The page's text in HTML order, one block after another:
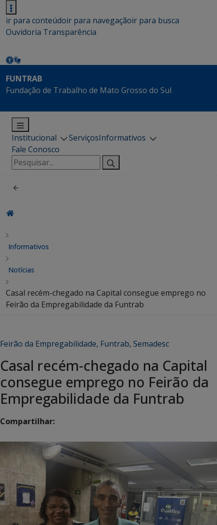
ir para conteúdoir para navegaçãoir para busca
Ouvidoria Transparência
FUNTRAB
Fundação de Trabalho de Mato Grosso do Sul
Institucional ServiçosInformativos
Fale Conosco
Pesquisar
por:
Informativos
Notícias
Casal recém-chegado na Capital consegue emprego no
Feirão da Empregabilidade da Funtrab
Feirão da Empregabilidade, Funtrab, Semadesc
Casal recém-chegado na Capital
consegue emprego no Feirão da
Empregabilidade da Funtrab
Compartilhar: